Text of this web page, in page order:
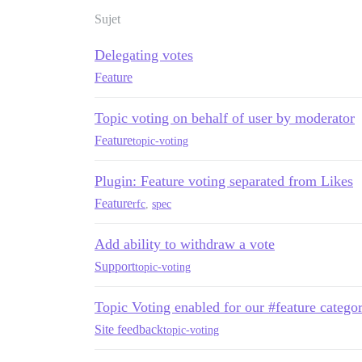
Sujet
Delegating votes
Feature
Topic voting on behalf of user by moderator
Featuretopic-voting
Plugin: Feature voting separated from Likes
Featurerfc spec
Add ability to withdraw a vote
Supporttopic-voting
Topic Voting enabled for our #feature
Site feedbacktopic-voting